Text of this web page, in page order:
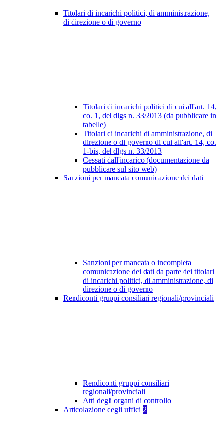
Titolari di incarichi politici, di amministrazione,
di direzione o di governo
Titolari di incarichi politici di cui all'art. 14,
co. 1, del dlgs n. 33/2013 (da pubblicare in
tabelle)
Titolari di incarichi di amministrazione, di
direzione o di governo di cui all'art. 14, co.
1-bis, del dlgs n. 33/2013
Cessati dall'incarico (documentazione da
pubblicare sul sito web)
Sanzioni per mancata comunicazione dei dati
Sanzioni per mancata o incompleta
comunicazione dei dati da parte dei titolari
di incarichi politici, di amministrazione, di
direzione o di governo
Rendiconti gruppi consiliari regionali/provinciali
Rendiconti gruppi consiliari
regionali/provinciali
Atti degli organi di controllo
Articolazione degli uffici 2